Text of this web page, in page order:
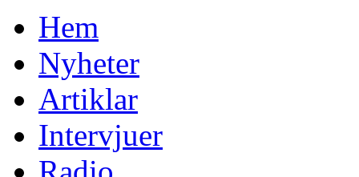
Hem
Nyheter
Artiklar
Intervjuer